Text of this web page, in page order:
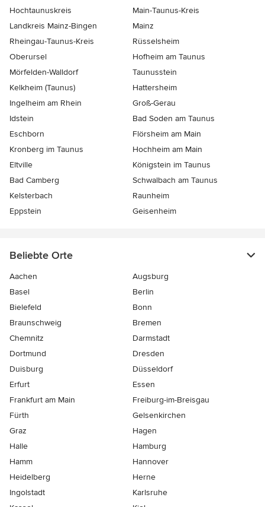
Hochtaunuskreis
Main-Taunus-Kreis
Landkreis Mainz-Bingen
Mainz
Rheingau-Taunus-Kreis
Rüsselsheim
Oberursel
Hofheim am Taunus
Mörfelden-Walldorf
Taunusstein
Kelkheim (Taunus)
Hattersheim
Ingelheim am Rhein
Groß-Gerau
Idstein
Bad Soden am Taunus
Eschborn
Flörsheim am Main
Kronberg im Taunus
Hochheim am Main
Eltville
Königstein im Taunus
Bad Camberg
Schwalbach am Taunus
Kelsterbach
Raunheim
Eppstein
Geisenheim
Beliebte Orte
Aachen
Augsburg
Basel
Berlin
Bielefeld
Bonn
Braunschweig
Bremen
Chemnitz
Darmstadt
Dortmund
Dresden
Duisburg
Düsseldorf
Erfurt
Essen
Frankfurt am Main
Freiburg-im-Breisgau
Fürth
Gelsenkirchen
Graz
Hagen
Halle
Hamburg
Hamm
Hannover
Heidelberg
Herne
Ingolstadt
Karlsruhe